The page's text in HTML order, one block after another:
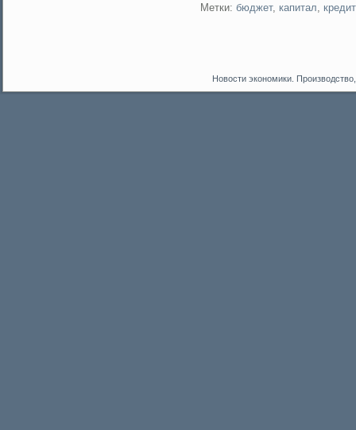
Метки: бюджет, капитал, кредит
Новости экономики.